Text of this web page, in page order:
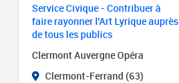
Service Civique - Contribuer à
faire rayonner l'Art Lyrique auprès
de tous les publics
Clermont Auvergne Opéra
Clermont-Ferrand (63)